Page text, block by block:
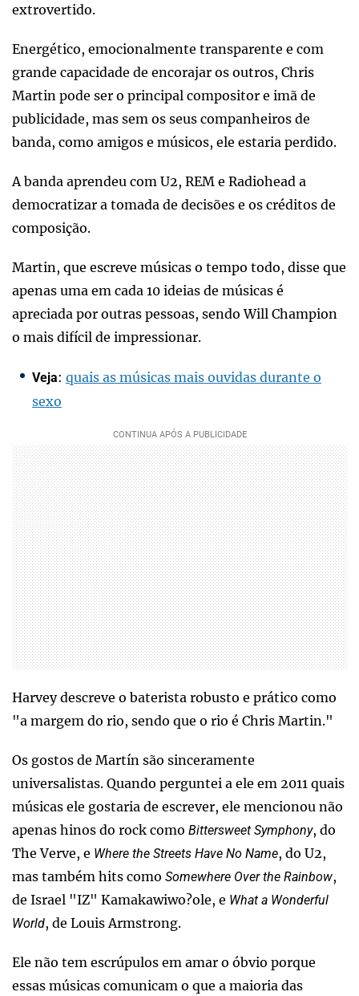
extrovertido.
Energético, emocionalmente transparente e com
grande capacidade de encorajar os outros, Chris
Martin pode ser o principal compositor e imã de
publicidade, mas sem os seus companheiros de
banda, como amigos e músicos, ele estaria perdido.
A banda aprendeu com U2, REM e Radiohead a
democratizar a tomada de decisões e os créditos de
composição.
Martin, que escreve músicas o tempo todo, disse que
apenas uma em cada 10 ideias de músicas é
apreciada por outras pessoas, sendo Will Champion
o mais difícil de impressionar.
Veja: quais as músicas mais ouvidas durante o
sexo
Harvey descreve o baterista robusto e prático como
"a margem do rio, sendo que o rio é Chris Martin."
Os gostos de Martín são sinceramente
universalistas. Quando perguntei a ele em 2011 quais
músicas ele gostaria de escrever, ele mencionou não
apenas hinos do rock como Bittersweet Symphony, do
The Verve, e Where the Streets Have No Name, do U2,
mas também hits como Somewhere Over the Rainbow,
de Israel "IZ" Kamakawiwo?ole, e What a Wonderful
World, de Louis Armstrong.
Ele não tem escrúpulos em amar o óbvio porque
essas músicas comunicam o que a maioria das